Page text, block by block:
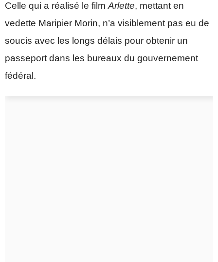
Celle qui a réalisé le film Arlette, mettant en
vedette Maripier Morin, n’a visiblement pas eu de
soucis avec les longs délais pour obtenir un
passeport dans les bureaux du gouvernement
fédéral.